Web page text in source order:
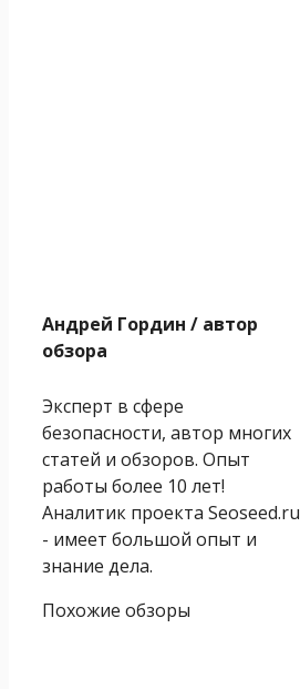
Андрей Гордин / автор
обзора
Эксперт в сфере
безопасности, автор многих
статей и обзоров. Опыт
работы более 10 лет!
Аналитик проекта Seoseed.ru
- имеет большой опыт и
знание дела.
Похожие обзоры